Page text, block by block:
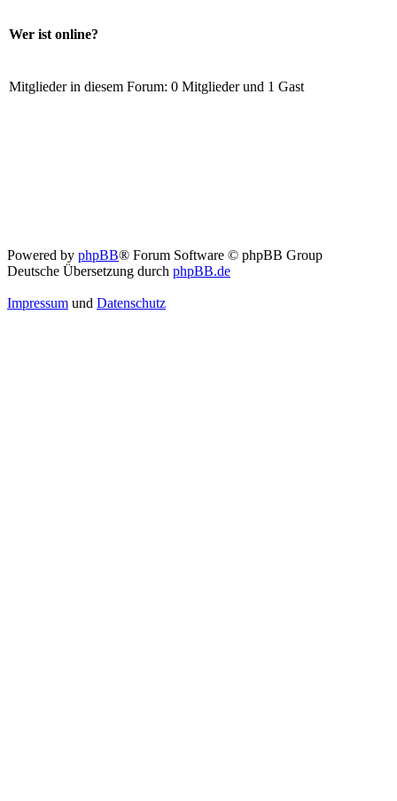
Wer ist online?
Mitglieder in diesem Forum: 0 Mitglieder und 1 Gast
Powered by phpBB® Forum Software © phpBB Group
Deutsche Übersetzung durch phpBB.de
Impressum und Datenschutz